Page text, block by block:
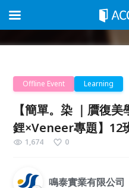
Offline Event Learning
【簡單。染 ｜贋復
鋰×Veneer專題】12
1,674 0
鳴泰實業有限公司